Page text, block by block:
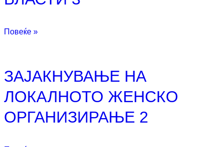
Повеќе »
ЗАЈАКНУВАЊЕ НА
ЛОКАЛНОТО ЖЕНСКО
ОРГАНИЗИРАЊЕ 2